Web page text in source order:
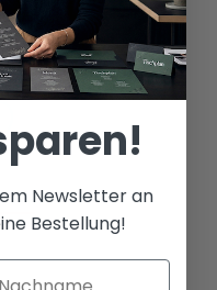
Newsletter an
Bestellung!